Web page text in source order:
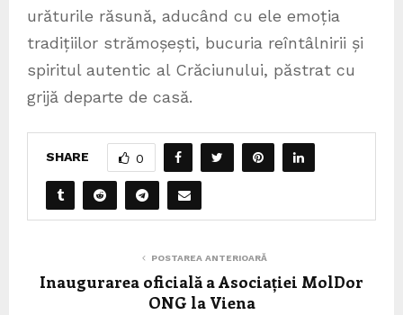
urăturile răsună, aducând cu ele emoția
tradițiilor strămoșești, bucuria reîntâlnirii și
spiritul autentic al Crăciunului, păstrat cu
grijă departe de casă.
SHARE 0
POSTAREA ANTERIOARĂ
Inaugurarea oficială a Asociației MolDor
ONG la Viena